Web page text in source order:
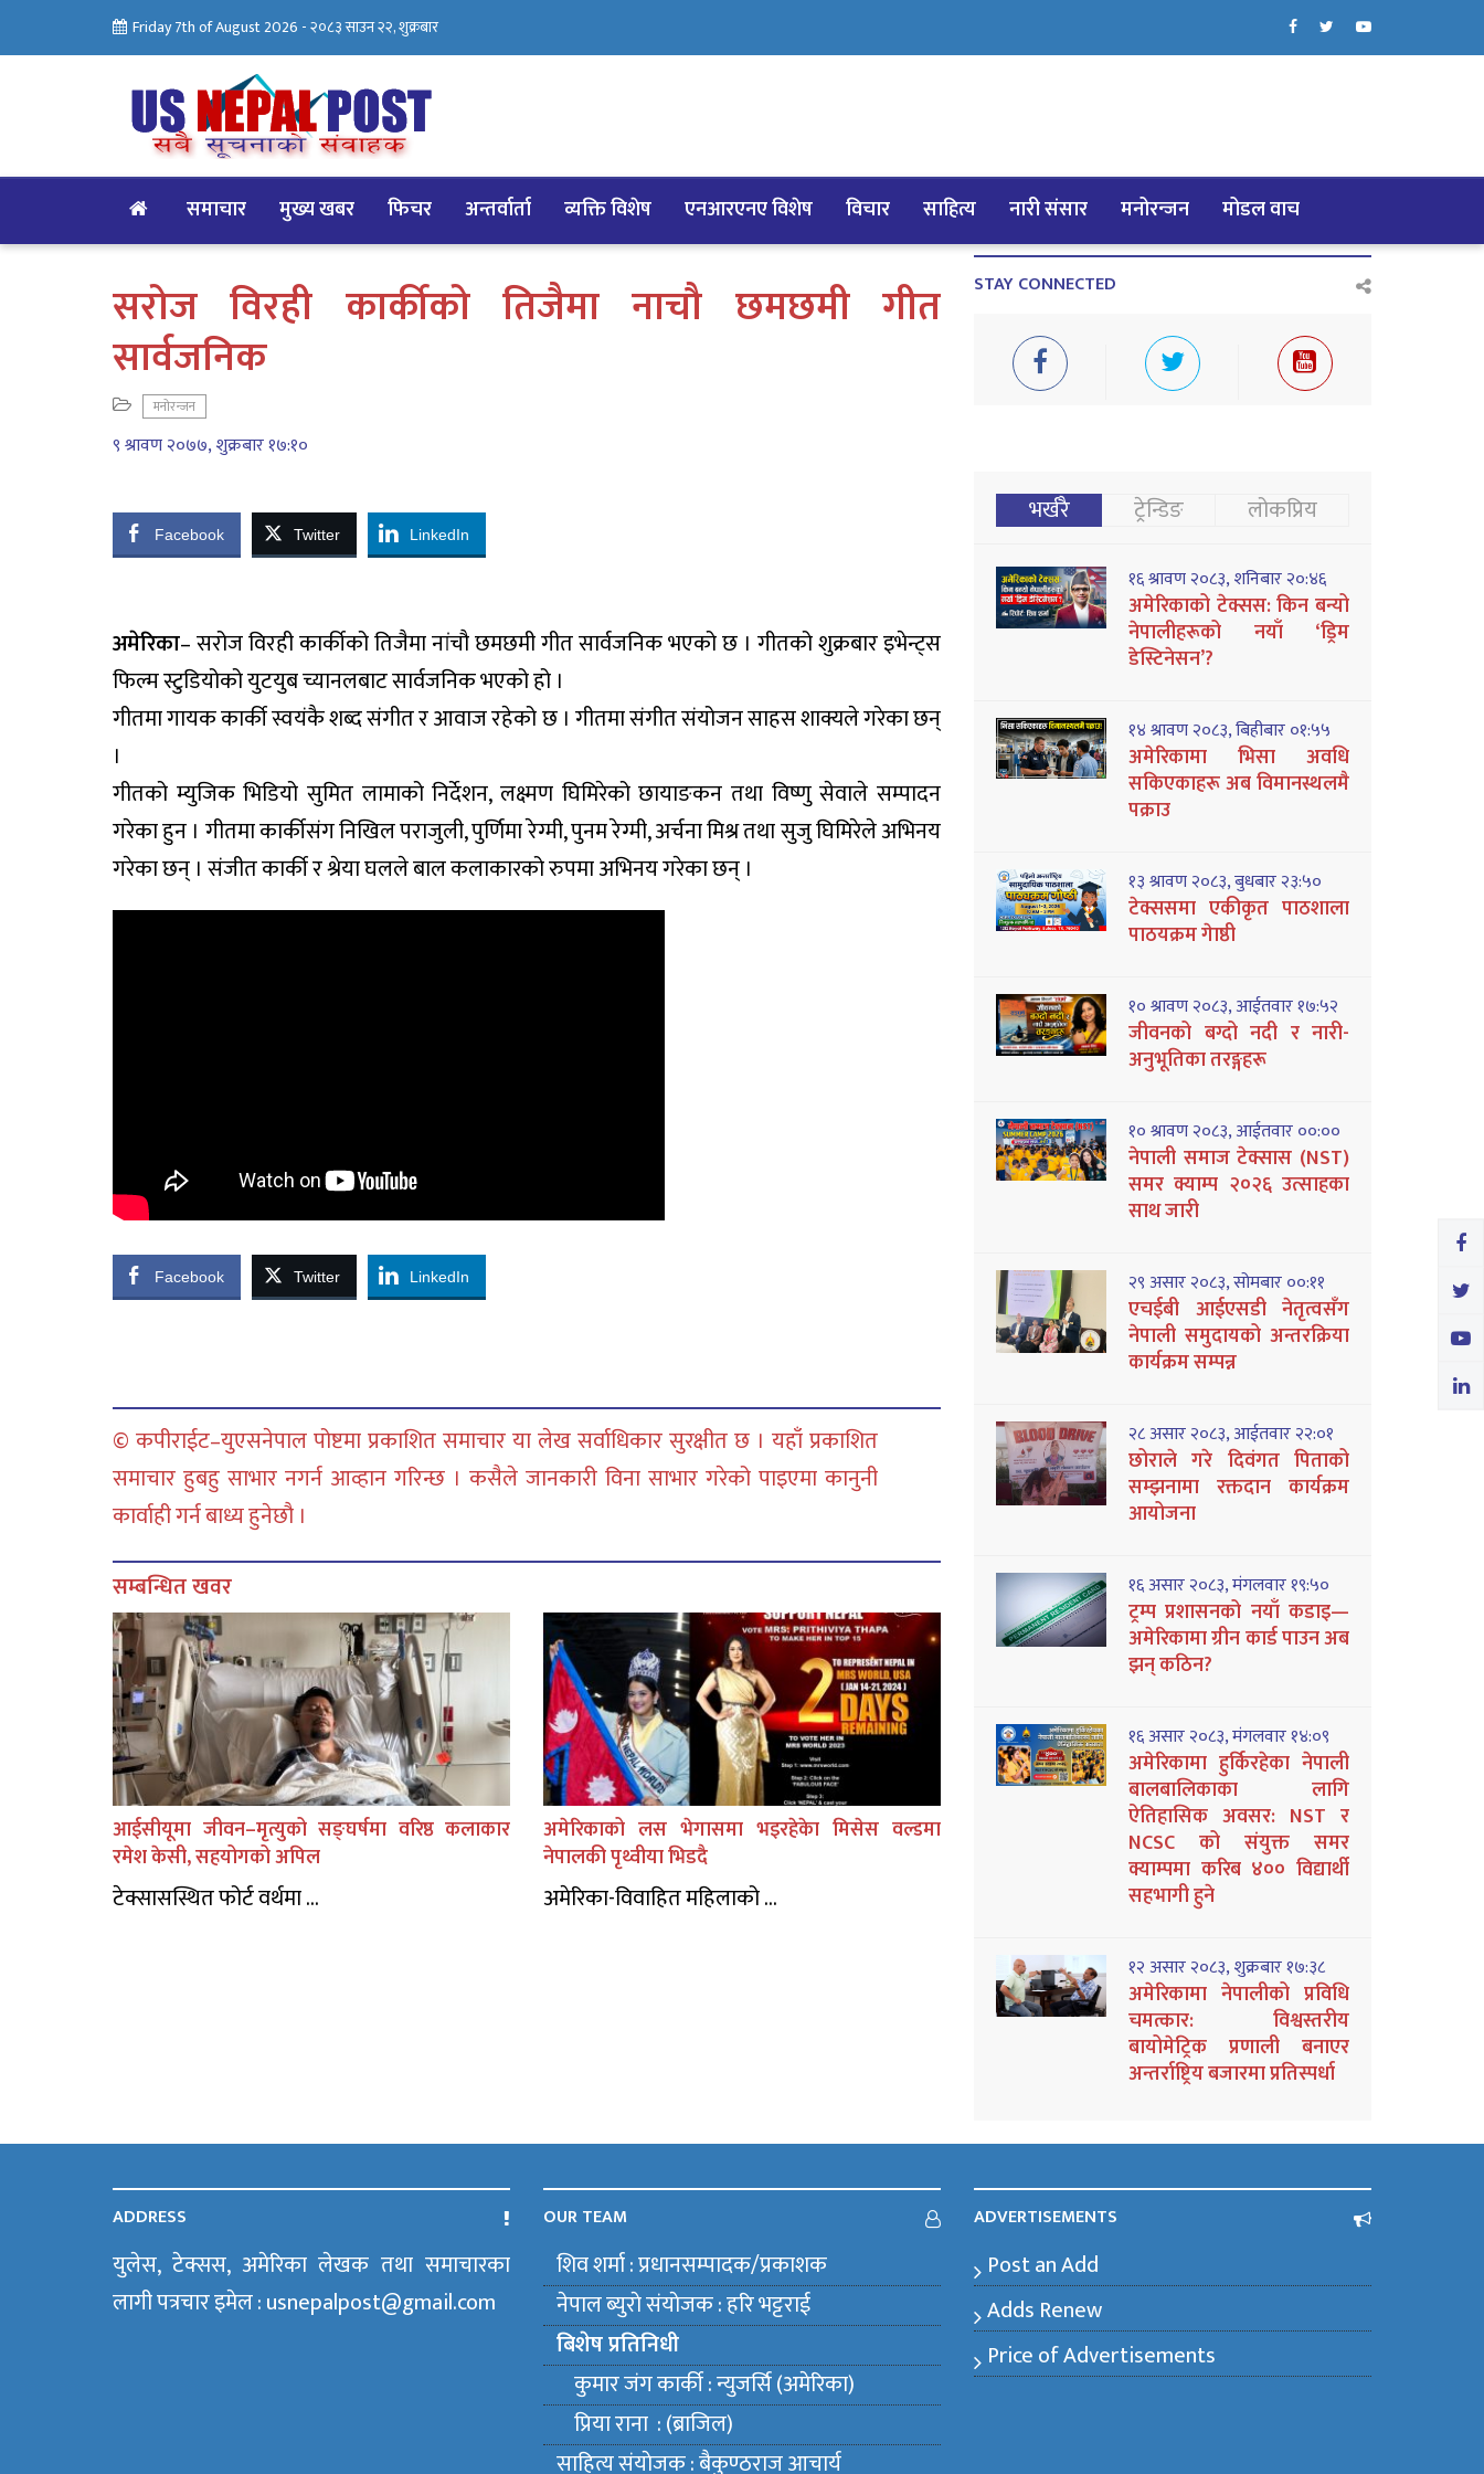
Friday 7th of August 2026 -२०८३ साउन २२, शुक्रबार
समाचार मुख्य खबर फिचर अन्तर्वार्ता व्यक्ति विशेष एनआरएनए विशेष विचार साहित्य नारी संसार मनोरन्जन मोडल वाच
सरोज विरही कार्कीको तिजैमा नाचौ छमछमी गीत
सार्वजनिक
मनोरन्जन
९ श्रावण २०७७, शुक्रबार १७:१०
Facebook Twitter LinkedIn
अमेरिका– सरोज विरही कार्कीको तिजैमा नांचौ छमछमी गीत सार्वजनिक भएको छ । गीतको शुक्रबार इभेन्ट्स
फिल्म स्टुडियोको युटयुब च्यानलबाट सार्वजनिक भएको हो ।
गीतमा गायक कार्की स्वयंकै शब्द संगीत र आवाज रहेको छ । गीतमा संगीत संयोजन साहस शाक्यले गरेका छन्
।
गीतको म्युजिक भिडियो सुमित लामाको निर्देशन, लक्ष्मण घिमिरेको छायाङकन तथा विष्णु सेवाले सम्पादन
गरेका हुन । गीतमा कार्कीसंग निखिल पराजुली, पुर्णिमा रेग्मी, पुनम रेग्मी, अर्चना मिश्र तथा सुजु घिमिरेले अभिनय
गरेका छन् । संजीत कार्की र श्रेया घलले बाल कलाकारको रुपमा अभिनय गरेका छन् ।
Facebook Twitter LinkedIn
© कपीराईट–युएसनेपाल पोष्टमा प्रकाशित समाचार या लेख सर्वाधिकार सुरक्षीत छ । यहाँ प्रकाशित
समाचार हुबहु साभार नगर्न आव्हान गरिन्छ । कसैले जानकारी विना साभार गरेको पाइएमा कानुनी
कार्वाही गर्न बाध्य हुनेछौ ।
सम्बन्धित खवर
आईसीयूमा जीवन–मृत्युको सङ्घर्षमा वरिष्ठ कलाकार
रमेश केसी, सहयोगको अपिल
टेक्सासस्थित फोर्ट वर्थमा ...
अमेरिकाको लस भेगासमा भइरहेकेा मिसेस वल्डमा
नेपालकी पृथ्वीया भिडदै
अमेरिका-विवाहित महिलाको ...
STAY CONNECTED
भर्खरै ट्रेन्डिङ लोकप्रिय
१६ श्रावण २०८३, शनिबार २०:४६
अमेरिकाको टेक्सस: किन बन्यो
नेपालीहरूको नयाँ ‘ड्रिम
डेस्टिनेसन’?
१४ श्रावण २०८३, बिहीबार ०१:५५
अमेरिकामा भिसा अवधि
सकिएकाहरू अब विमानस्थलमै
पक्राउ
१३ श्रावण २०८३, बुधबार २३:५०
टेक्ससमा एकीकृत पाठशाला
पाठयक्रम गेाष्ठी
१० श्रावण २०८३, आईतवार १७:५२
जीवनको बग्दो नदी र नारी-
अनुभूतिका तरङ्गहरू
१० श्रावण २०८३, आईतवार ००:००
नेपाली समाज टेक्सास (NST)
समर क्याम्प २०२६ उत्साहका
साथ जारी
२९ असार २०८३, सोमबार ००:११
एचईबी आईएसडी नेतृत्वसँग
नेपाली समुदायको अन्तरक्रिया
कार्यक्रम सम्पन्न
२८ असार २०८३, आईतवार २२:०१
छोराले गरे दिवंगत पिताको
सम्झनामा रक्तदान कार्यक्रम
आयोजना
१६ असार २०८३, मंगलवार १९:५०
ट्रम्प प्रशासनको नयाँ कडाइ—
अमेरिकामा ग्रीन कार्ड पाउन अब
झन् कठिन?
१६ असार २०८३, मंगलवार १४:०९
अमेरिकामा हुर्किरहेका नेपाली
बालबालिकाका लागि
ऐतिहासिक अवसर: NST र
NCSC को संयुक्त समर
क्याम्पमा करिब ४०० विद्यार्थी
सहभागी हुने
१२ असार २०८३, शुक्रबार १७:३८
अमेरिकामा नेपालीको प्रविधि
चमत्कार: विश्वस्तरीय
बायोमेट्रिक प्रणाली बनाएर
अन्तर्राष्ट्रिय बजारमा प्रतिस्पर्धा
ADDRESS
युलेस, टेक्सस, अमेरिका लेखक तथा समाचारका
लागी पत्रचार इमेल : usnepalpost@gmail.com
OUR TEAM
शिव शर्मा : प्रधानसम्पादक/प्रकाशक
नेपाल ब्युराे संयाेजक : हरि भट्टराई
बिशेष प्रतिनिधी
कुमार जंग कार्की : न्युजर्सि (अमेरिका)
प्रिया राना : (ब्राजिल)
साहित्य संयाेजक : बैकुण्ठराज आचार्य
ADVERTISEMENTS
Post an Add
Adds Renew
Price of Advertisements